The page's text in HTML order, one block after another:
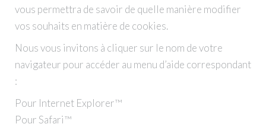
vous permettra de savoir de quelle manière modifier
vos souhaits en matière de cookies.
Nous vous invitons à cliquer sur le nom de votre
navigateur pour accéder au menu d’aide correspondant
:
Pour Internet Explorer™
Pour Safari™